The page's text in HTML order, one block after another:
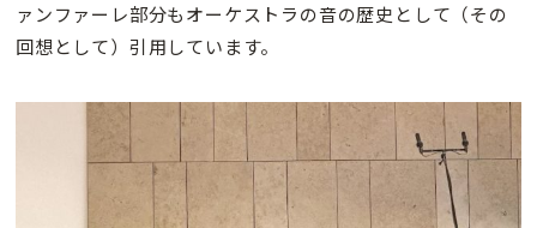
ァンファーレ部分もオーケストラの音の歴史として（その
回想として）引用しています。